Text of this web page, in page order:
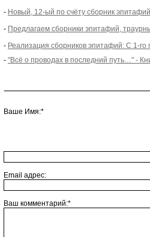
- Новый, 12-ый по счёту сборник
- Предлагаем сборники эпитафий,
- Реализация сборников эпитафий: С 1-
- "Всё о проводах в последний путь…" -
Ваше Имя:*
Email адрес:
Ваш комментарий:*